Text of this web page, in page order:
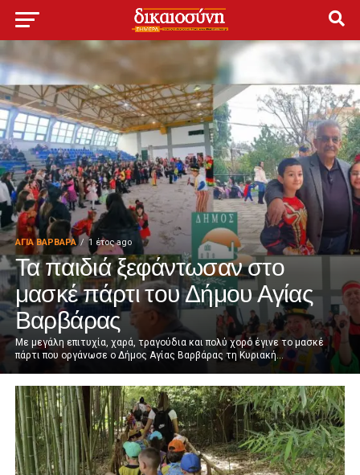
ΑΓΙΑ ΒΑΡΒΑΡΑ 1 έτος ago
Τα παιδιά ξεφάντωσαν στο
μασκέ πάρτι του Δήμου Αγίας
Βαρβάρας
Με μεγάλη επιτυχία, χαρά, τραγούδια και πολύ χορό έγινε το μασκέ
πάρτι που οργάνωσε ο Δήμος Αγίας Βαρβάρας τη Κυριακή...